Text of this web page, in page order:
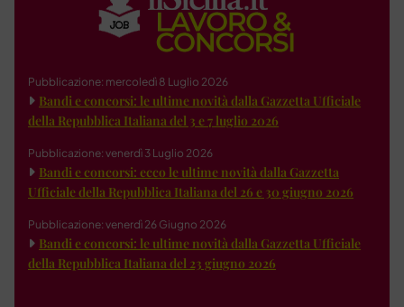
Pubblicazione: mercoledì 8 Luglio 2026
Bandi e concorsi: le ultime novità dalla Gazzetta Ufficiale
della Repubblica Italiana del 3 e 7 luglio 2026
Pubblicazione: venerdì 3 Luglio 2026
Bandi e concorsi: ecco le ultime novità dalla Gazzetta
Ufficiale della Repubblica Italiana del 26 e 30 giugno 2026
Pubblicazione: venerdì 26 Giugno 2026
Bandi e concorsi: le ultime novità dalla Gazzetta Ufficiale
della Repubblica Italiana del 23 giugno 2026